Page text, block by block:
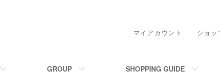
GROUP SHOPPING GUIDE
マイアカウント ショッ